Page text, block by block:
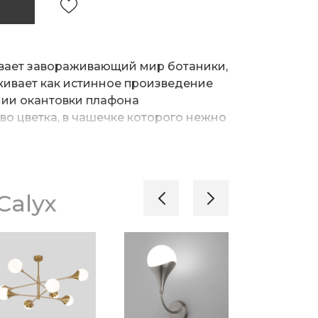
завораживающий мир ботаники,
как истинное произведение
окантовки плафона
цветка, в чашечке которого нежно
светильниками
решениями со строгими
создают баланс.
могут использоваться в
уровнем потолка благодаря
цветовых решения: латунь и